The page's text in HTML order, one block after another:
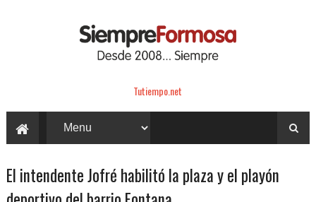
Tutiempo.net
El intendente Jofré habilitó la plaza y el playón